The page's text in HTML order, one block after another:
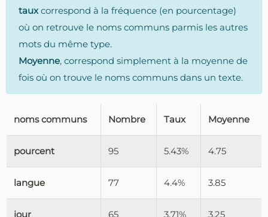
tauxcorrespond à la fréquence (en pourcentage)
où on retrouve le noms communs parmis les autres
mots du même type.
Moyenne, correspond simplement à la moyenne de
fois où on trouve le noms communs dans un texte.
noms communs Nombre Taux Moyenne
pourcent 95 5.43% 4.75
langue 77 4.4% 3.85
jour 65 3.71% 3.25